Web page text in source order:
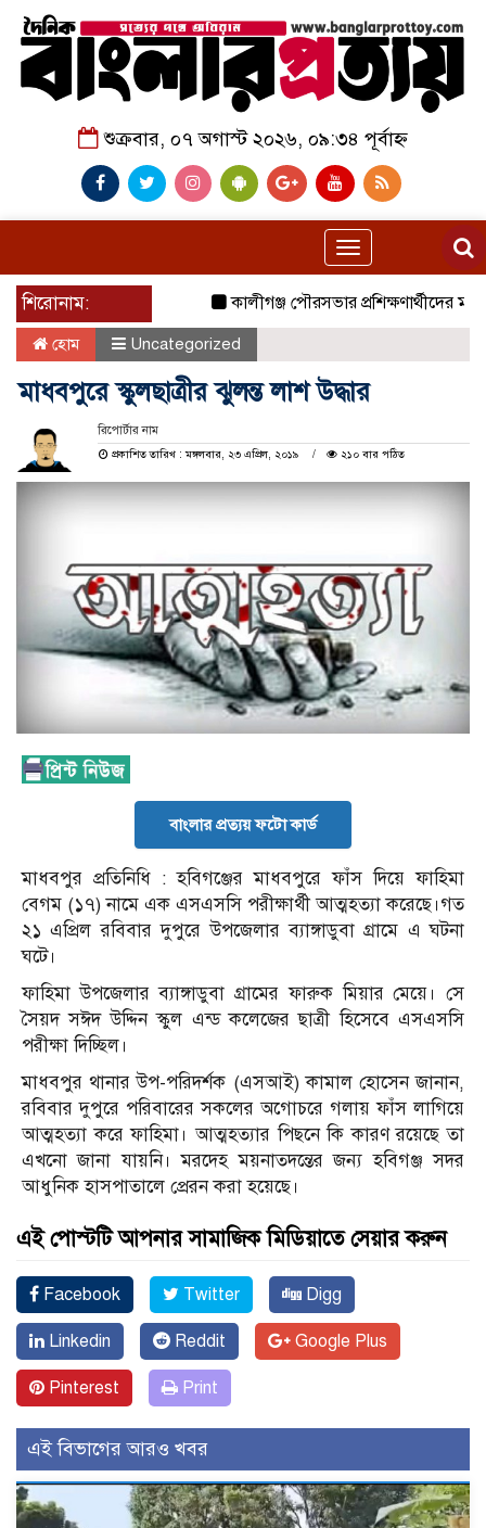
শুক্রবার, ০৭ অগাস্ট ২০২৬, ০৯:৩৪ পূর্বাহ্ন
Toggle
navigation
শিরোনাম:
কালীগঞ্জ পৌরসভার প্রশিক্ষণার্থীদের
হোম Uncategorized
মাধবপুরে স্কুলছাত্রীর ঝুলন্ত লাশ উদ্ধার
রিপোর্টার নাম
প্রকাশিত তারিখ : মঙ্গলবার, ২৩ এপ্রিল, ২০১৯
২১০ বার পঠিত
বাংলার প্রত্যয় ফটো কার্ড
মাধবপুর প্রতিনিধি : হবিগঞ্জের মাধবপুরে ফাঁস দিয়ে ফাহিমা
বেগম (১৭) নামে এক এসএসসি পরীক্ষার্থী আত্মহত্যা করেছে।গত
২১ এপ্রিল রবিবার দুপুরে উপজেলার ব্যাঙ্গাডুবা গ্রামে এ ঘটনা
ঘটে।
ফাহিমা উপজেলার ব্যাঙ্গাডুবা গ্রামের ফারুক মিয়ার মেয়ে। সে
সৈয়দ সঈদ উদ্দিন স্কুল এন্ড কলেজের ছাত্রী হিসেবে এসএসসি
পরীক্ষা দিচ্ছিল।
মাধবপুর থানার উপ-পরিদর্শক (এসআই) কামাল হোসেন জানান,
রবিবার দুপুরে পরিবারের সকলের অগোচরে গলায় ফাঁস লাগিয়ে
আত্মহত্যা করে ফাহিমা। আত্মহত্যার পিছনে কি কারণ রয়েছে তা
এখনো জানা যায়নি। মরদেহ ময়নাতদন্তের জন্য হবিগঞ্জ সদর
আধুনিক হাসপাতালে প্রেরন করা হয়েছে।
এই পোস্টটি আপনার সামাজিক মিডিয়াতে সেয়ার করুন
Facebook Twitter Digg
Linkedin Reddit Google Plus
Pinterest Print
এই বিভাগের আরও খবর